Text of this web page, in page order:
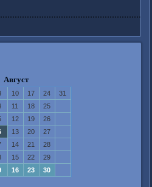
Август
10 17 24
31
11 18
25
12 19
26
13 20
27
14 21
28
15 22
29
16 23 30